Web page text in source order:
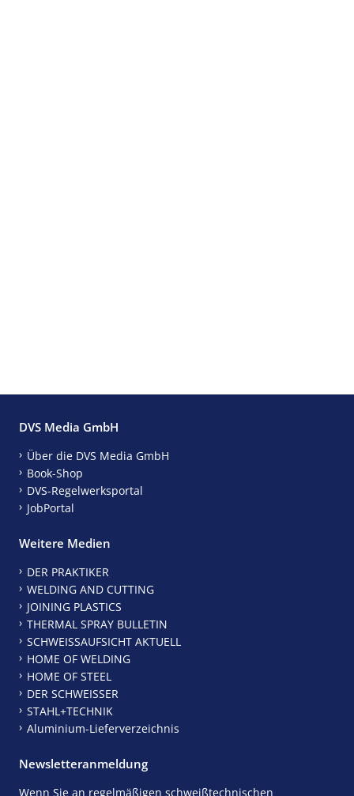
DVS Media GmbH
Über die DVS Media GmbH
Book-Shop
DVS-Regelwerksportal
JobPortal
Weitere Medien
DER PRAKTIKER
WELDING AND CUTTING
JOINING PLASTICS
THERMAL SPRAY BULLETIN
SCHWEISSAUFSICHT AKTUELL
HOME OF WELDING
HOME OF STEEL
DER SCHWEISSER
STAHL+TECHNIK
Aluminium-Lieferverzeichnis
Newsletteranmeldung
Wenn Sie an regelmäßigen schweißtechnischen